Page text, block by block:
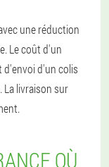
une réduction
Le coût d'un
d'envoi d'un colis
La livraison sur
OÙ